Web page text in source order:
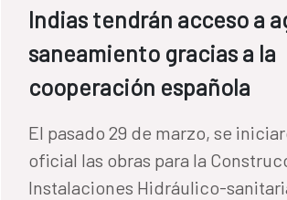
Indias tendrán acceso a
saneamiento gracias a la
cooperación española
El pasado 29 de marzo, se
oficial las obras para la
Instalaciones Hidráulico-